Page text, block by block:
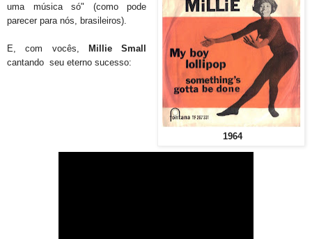
1964
uma música só" (como pode
parecer para nós, brasileiros).
E, com vocês, Millie Small
cantando seu eterno sucesso: